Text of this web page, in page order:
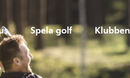
Spela golf Klubben